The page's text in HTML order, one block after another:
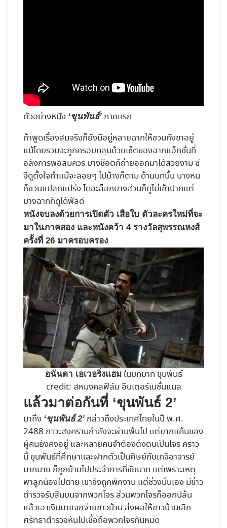
ตัวอย่างหนัง ‘ขุนพันธ์’ ภาคแรก
ถ้าพูดเรื่องสมจริงก็ยังมีอยู่หลายฉากให้ชวนกังขาอยู่
แม้โดยรวมจะถูกครอบคลุมด้วยเซ็ตของฉากแอ็กชั่นที่
อลังการพอสมควร บางช็อตก็ถ่ายออกมาได้สวยงาม ซี
จีดูตั้งใจทำแม้จะลอยๆ ไปบ้างก็ตาม ด้านบทนั้น บางหน
ก็ชวนแปลกแปร่ง ไดอะล็อกบางส่วนก็ดูไม่เข้าปากแต่
บางฉากก็ดูได้ฟีลดี
หนังจบลงด้วยการเปิดตัว เสือใบ ตัวละครใหม่ที่จะ
มาในภาคสอง และหนังคว้า 4 รางวัลสุพรรณหงส์
ครั้งที่ 26 มาครอบครอง
อนันดา เอเวอริ่งแฮมในบทบาท ขุนพันธ์
credit: สหมงคลฟิล์ม อินเตอร์เนชั่นแนล
แล้วมาต่อกันที่ ‘ขุนพันธ์ 2’
มาถึง ‘ขุนพันธ์ 2’ กล่าวถึงประเทศไทยในปี พ.ศ.
2488 ภาวะสงครามกำลังจะผ่านพ้นไป แต่ยากแค้นของ
ผู้คนยังคงอยู่ และหลายคนจำต้องตั้งตนเป็นโจร คราว
นี้ ขุนพันธ์ที่ศึกษาและฝากตัวเป็นศิษย์กับเกจิอาจารย์
มากมาย ก็ถูกย้ายไปประจำการที่ชัยนาท แต่เพราะเหตุ
พาลูกน้องไปตาย เขาจึงถูกพักงาน แต่ช่วงนั้นเอง มีข่าว
ตำรวจรับสินบนจากพวกโจร ส่วนพวกโจรก็ออกปล้น
แล้วเอาเงินมาแจกจ่ายชาวบ้าน ส่งผลให้ชาวบ้านเลิก
ศรัทธาตำรวจหันไปเชื่อถือพวกโจรกันหมด